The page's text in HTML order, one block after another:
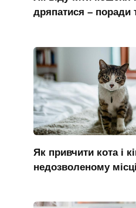
дряпатися – поради
Як привчити кота і
недозволеному місці